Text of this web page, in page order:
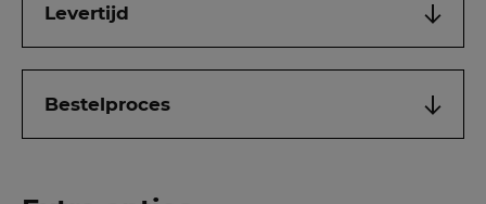
Levertijd
Bestelproces